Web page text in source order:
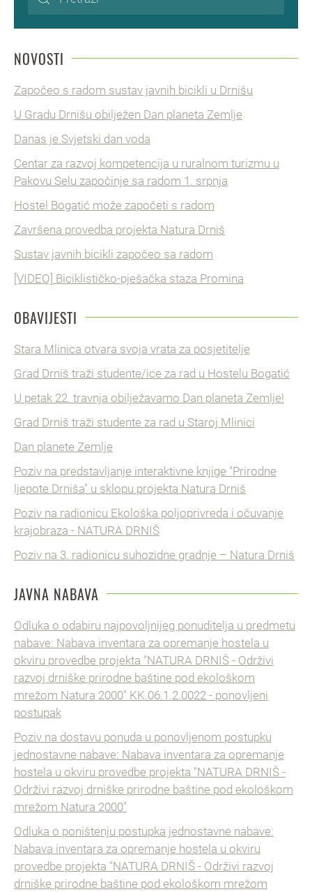
NOVOSTI
Započeo s radom sustav javnih bicikli u Drnišu
U Gradu Drnišu obilježen Dan planeta Zemlje
Danas je Svjetski dan voda
Centar za razvoj kompetencija u ruralnom turizmu u
Pakovu Selu započinje sa radom 1. srpnja
Hostel Bogatić može započeti s radom
Završena provedba projekta Natura Drniš
Sustav javnih bicikli započeo sa radom
[VIDEO] Biciklističko-pješačka staza Promina
OBAVIJESTI
Stara Mlinica otvara svoja vrata za posjetitelje
Grad Drniš traži studente/ice za rad u Hostelu Bogatić
U petak 22. travnja obilježavamo Dan planeta Zemlje!
Grad Drniš traži studente za rad u Staroj Mlinici
Dan planete Zemlje
Poziv na predstavljanje interaktivne knjige "Prirodne
ljepote Drniša" u sklopu projekta Natura Drniš
Poziv na radionicu Ekološka poljoprivreda i očuvanje
krajobraza - NATURA DRNIŠ
Poziv na 3. radionicu suhozidne gradnje – Natura Drniš
JAVNA NABAVA
Odluka o odabiru najpovoljnijeg ponuditelja u predmetu
nabave: Nabava inventara za opremanje hostela u
okviru provedbe projekta "NATURA DRNIŠ - Održivi
razvoj drniške prirodne baštine pod ekološkom
mrežom Natura 2000" KK.06.1.2.0022 - ponovljeni
postupak
Poziv na dostavu ponuda u ponovljenom postupku
jednostavne nabave: Nabava inventara za opremanje
hostela u okviru provedbe projekta "NATURA DRNIŠ -
Održivi razvoj drniške prirodne baštine pod ekološkom
mrežom Natura 2000"
Odluka o poništenju postupka jednostavne nabave:
Nabava inventara za opremanje hostela u okviru
provedbe projekta "NATURA DRNIŠ - Održivi razvoj
drniške prirodne baštine pod ekološkom mrežom